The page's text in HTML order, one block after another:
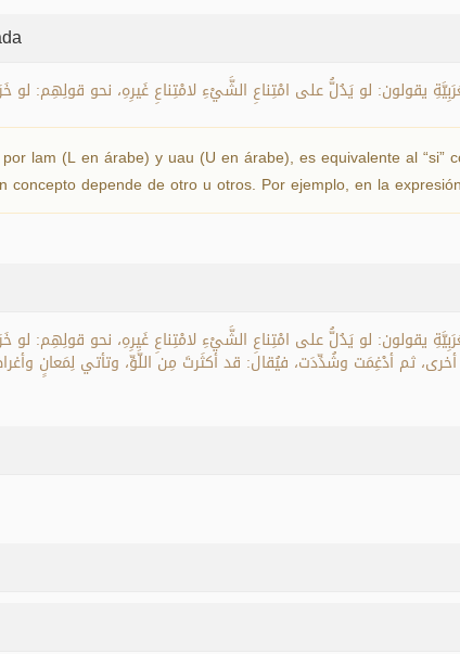
يقولون: لو يَدُلُّ على امْتِناعِ الشَّيْءِ لامْتِناعِ غَيرِهِ، نحو قولِهِم: لو
lam (L en árabe) y uau (U en árabe), es equivalente al “si”
depende de otro u otros. Por ejemplo, en la
يقولون: لو يَدُلُّ على امْتِناعِ الشَّيْءِ لامْتِناعِ غَيرِهِ، نحو قولِهِم:
أخرى، ثم أدْغِمَت وشُدِّدَت، فيُقال: قد أكثَرتَ مِن اللَّوِّ، وتأتي لِمَعانٍ